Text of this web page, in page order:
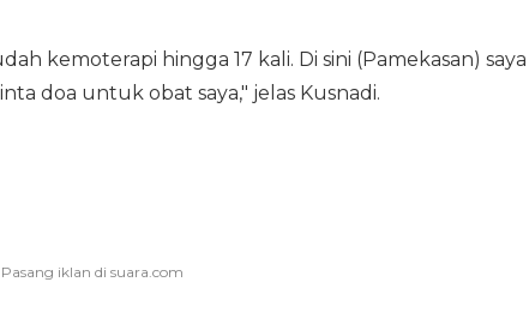
kemoterapi hingga 17 kali. Di sini (Pamekasan) saya
doa untuk obat saya," jelas Kusnadi.